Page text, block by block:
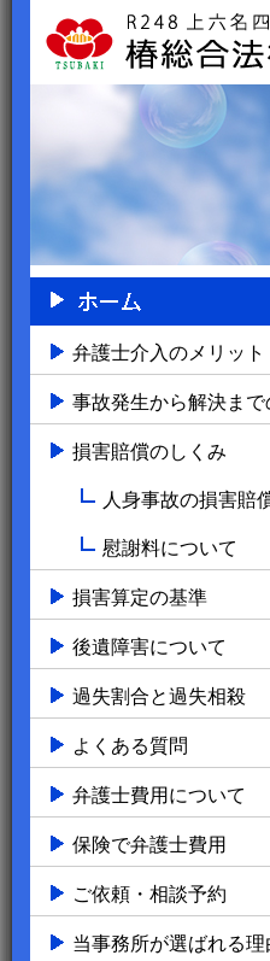
弁護士介入のメリット
事故発生から解決まで
損害賠償のしくみ
人身事故の損害賠
慰謝料について
損害算定の基準
後遺障害について
過失割合と過失相殺
よくある質問
弁護士費用について
保険で弁護士費用
ご依頼・相談予約
当事務所が選ばれる理